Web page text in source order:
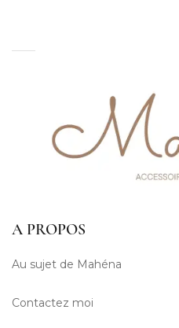
A PROPOS
Au sujet de Mahéna
Contactez moi